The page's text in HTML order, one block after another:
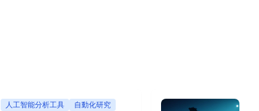
人工智能分析工具
自動化研究